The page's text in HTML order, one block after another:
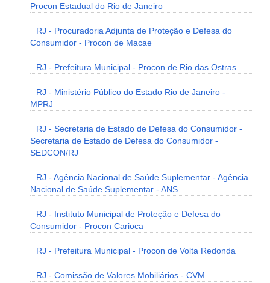
Procon Estadual do Rio de Janeiro
RJ - Procuradoria Adjunta de Proteção e Defesa do
Consumidor - Procon de Macae
RJ - Prefeitura Municipal - Procon de Rio das Ostras
RJ - Ministério Público do Estado Rio de Janeiro -
MPRJ
RJ - Secretaria de Estado de Defesa do Consumidor -
Secretaria de Estado de Defesa do Consumidor -
SEDCON/RJ
RJ - Agência Nacional de Saúde Suplementar - Agência
Nacional de Saúde Suplementar - ANS
RJ - Instituto Municipal de Proteção e Defesa do
Consumidor - Procon Carioca
RJ - Prefeitura Municipal - Procon de Volta Redonda
RJ - Comissão de Valores Mobiliários - CVM